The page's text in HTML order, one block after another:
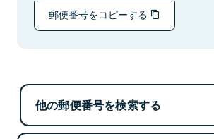
郵便番号をコピーする
他の郵便番号を検索する